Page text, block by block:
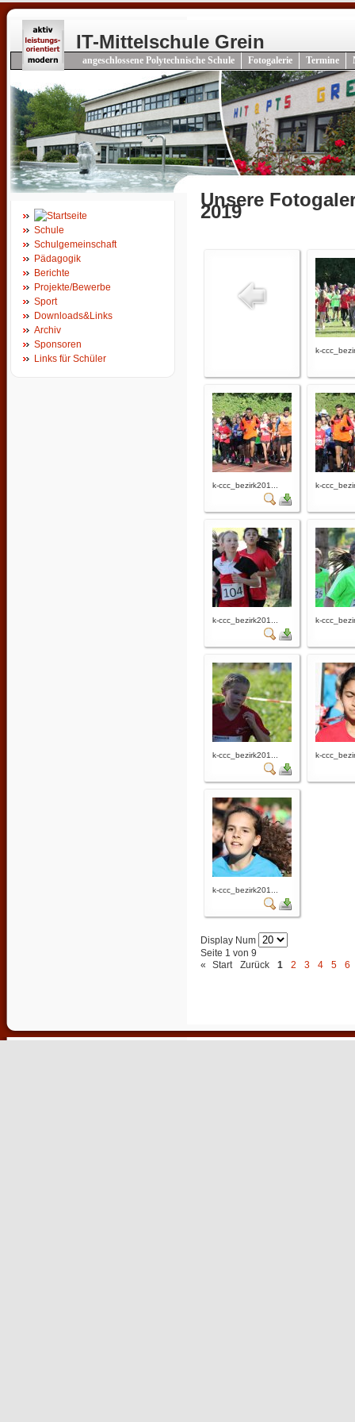
IT-Mittelschule Grein
angeschlossene Polytechnische Schule Fotogalerie Termine
Schule
Schulgemeinschaft
Pädagogik
Berichte
Projekte/Bewerbe
Sport
Downloads&Links
Archiv
Sponsoren
Links für Schüler
Unsere
2019
k-
k-ccc_bezirk201... k-
k-ccc_bezirk201... k-
k-ccc_bezirk201... k-
k-ccc_bezirk201...
Display Num
Seite 1 von 9
«
Start Zurück 1 2 3 4 5 6